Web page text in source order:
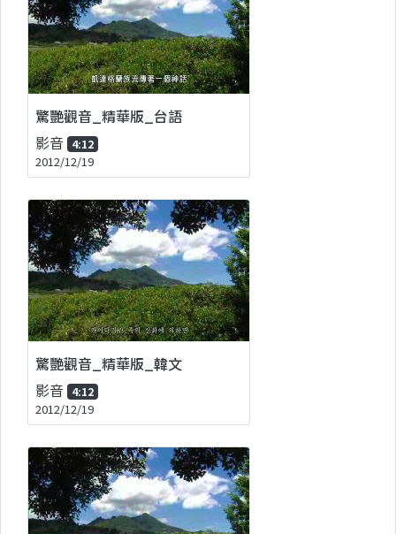
驚艷觀音_精華版_台語
影音 4:12
2012/12/19
驚艷觀音_精華版_韓文
影音 4:12
2012/12/19